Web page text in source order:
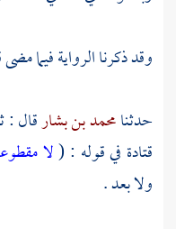
وقد ذكرنا الرواية فيما
حدثنامحمد بن بشارقال :
قتادة في قوله : (لا
ولا بعد .